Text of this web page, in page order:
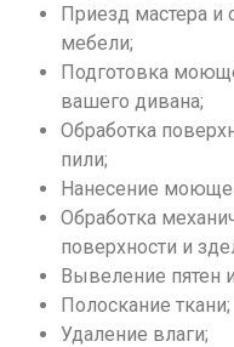
Приезд мастера и
мебели;
Подготовка
вашего дивана;
Обработка
пили;
Нанесение
Обработка
поверхности и
Вывеление пятен
Полоскание ткани;
Удаление влаги;